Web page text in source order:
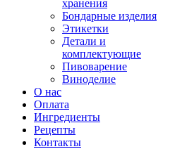
хранения
Бондарные изделия
Этикетки
Детали и
комплектующие
Пивоварение
Виноделие
О нас
Оплата
Ингредиенты
Рецепты
Контакты